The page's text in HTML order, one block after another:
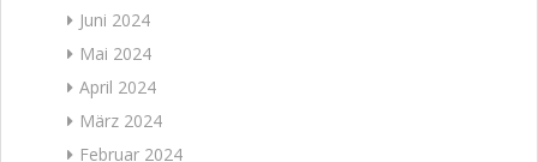
Juni 2024
Mai 2024
April 2024
März 2024
Februar 2024